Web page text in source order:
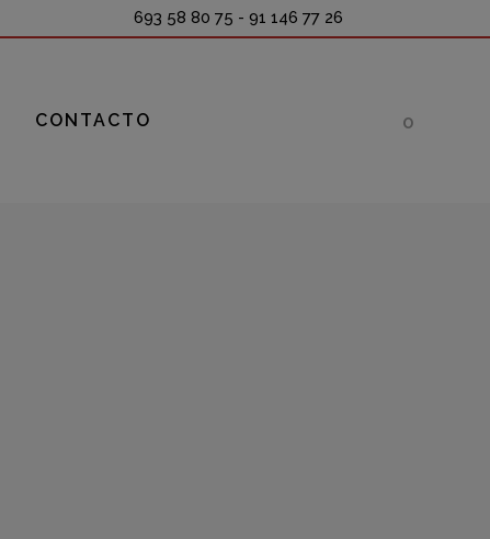
693 58 80 75 - 91 146 77 26
0
CONTACTO